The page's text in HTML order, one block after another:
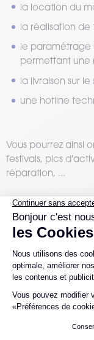
la location du
la réalisation de
le paramétrage
permettant une
la livraison sur
une hotline
Vous pourrez ainsi
festivals, pics
réparation, ...
Vous êtes
questions et
Contacter